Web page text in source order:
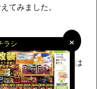
×
×
ラシ
てみました。
る確度の高い(皆には